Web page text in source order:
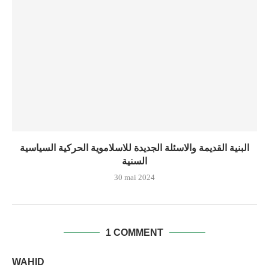
البنية القديمة والاسئلة الجديدة للاسلاموية الحركية السياسية
السنية
30 mai 2024
1 COMMENT
WAHID